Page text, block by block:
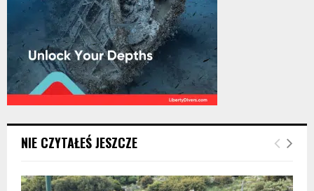
NIE CZYTAŁEŚ JESZCZE